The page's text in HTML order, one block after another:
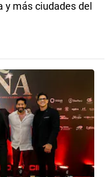
más ciudades del